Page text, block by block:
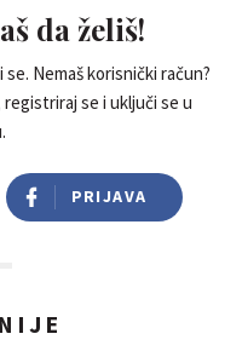
da želiš!
Nemaš korisnički račun?
se i uključi se u
PRIJAVA